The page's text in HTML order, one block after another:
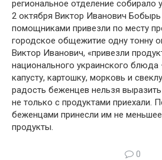
региональное отделение собирало
2 октября Виктор Иванович
помощниками привезли по месту
городское общежитие одну тонну
Виктор Иванович, «привезли
национального украинского
капусту, картошку, морковь и
радость беженцев нельзя
не только с продуктами приехали.
беженцами принесли им не
продукты.
0